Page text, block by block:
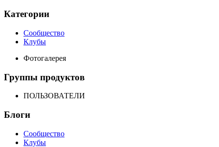
Категории
Сообщество
Клубы
Фотогалерея
Группы продуктов
ПОЛЬЗОВАТЕЛИ
Блоги
Сообщество
Клубы